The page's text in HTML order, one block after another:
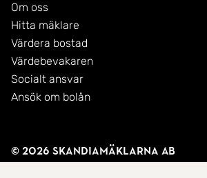
Om oss
Hitta mäklare
Värdera bostad
Värdebevakaren
Socialt ansvar
Ansök om bolån
© 2026 SkandiaMäklarna AB